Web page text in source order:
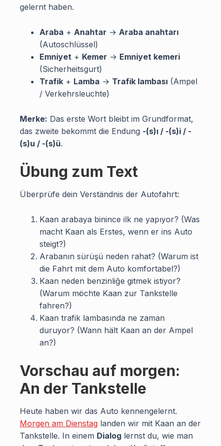
gelernt haben.
Araba + Anahtar → Araba anahtarı
(Autoschlüssel)
Emniyet + Kemer → Emniyet kemeri
(Sicherheitsgurt)
Trafik + Lamba → Trafik lambası (Ampel
/ Verkehrsleuchte)
Merke: Das erste Wort bleibt im Grundformat,
das zweite bekommt die Endung -(s)ı / -(s)i / -
(s)u / -(s)ü.
Übung zum Text
Überprüfe dein Verständnis der Autofahrt:
Kaan arabaya binince ilk ne yapıyor? (Was
macht Kaan als Erstes, wenn er ins Auto
steigt?)
Arabanın sürüşü neden rahat? (Warum ist
die Fahrt mit dem Auto komfortabel?)
Kaan neden benzinliğe gitmek istiyor?
(Warum möchte Kaan zur Tankstelle
fahren?)
Kaan trafik lambasında ne zaman
duruyor? (Wann hält Kaan an der Ampel
an?)
Vorschau auf morgen:
An der Tankstelle
Heute haben wir das Auto kennengelernt.
Morgen am Dienstag landen wir mit Kaan an der
Tankstelle. In einem Dialog lernst du, wie man